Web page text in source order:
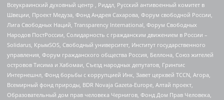
Всеукраинский духовный центр , Риддл, Русский антивоенный комитет в
Швеции, Проект Медуза, Фонд Андрея Сахарова, Форум свободной России,
Лига Свободных Наций, Transparеncy International, Форум Свободных
Народов ПостРоссии, Солидарность с гражданским движением в России –
Solidarus, КрымSOS, Свободный университет, Институт государственного
управления, Форум гражданского общества Россия, Беллона, Союз жителей
островов Тисима и Хабомаи, Съезд народных депутатов, Гринпис
Интернешнл, Фонд борьбы с коррупцией Инк, Завет церквей TCCN, Агора,
Всемирный фонд природы, BDR Novaja Gazeta-Europe, Алтай проект,
Образовательный дом прав человека Чернигов, Фонд Дом Прав Человека,